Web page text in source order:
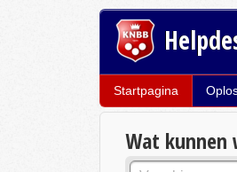
Startpagina
Wat kunnen